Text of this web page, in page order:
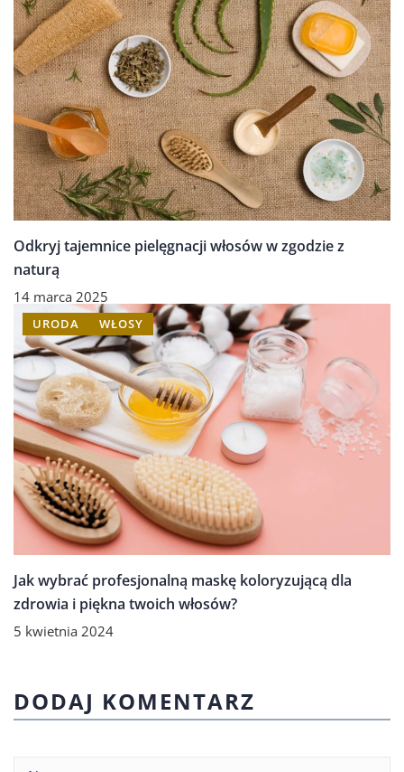
Odkryj tajemnice pielęgnacji włosów w zgodzie z
naturą
14 marca 2025
URODA WŁOSY
Jak wybrać profesjonalną maskę koloryzującą dla
zdrowia i piękna twoich włosów?
5 kwietnia 2024
DODAJ KOMENTARZ